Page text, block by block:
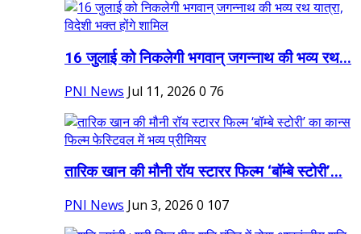
16 जुलाई को निकलेगी भगवान् जगन्नाथ की भव्य रथ...
PNI News Jul 11, 2026 0 76
तारिक खान की मौनी रॉय स्टारर फिल्म ‘बॉम्बे स्टोरी’...
PNI News Jun 3, 2026 0 107